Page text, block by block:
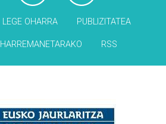
LEGE OHARRA PUBLIZITATEA
HARREMANETARAKO RSS